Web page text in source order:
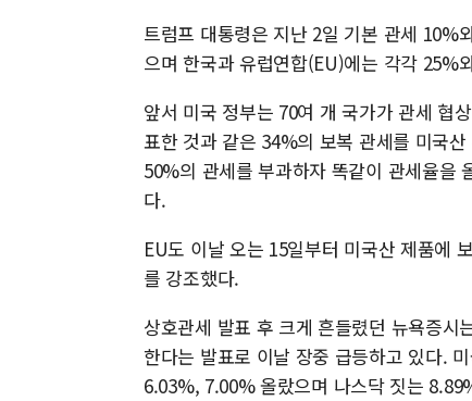
트럼프 대통령은 지난 2일 기본 관세 10%
으며 한국과 유럽연합(EU)에는 각각 25%
앞서 미국 정부는 70여 개 국가가 관세 협
표한 것과 같은 34%의 보복 관세를 미국
50%의 관세를 부과하자 똑같이 관세율을
다.
EU도 이날 오는 15일부터 미국산 제품에
를 강조했다.
상호관세 발표 후 크게 흔들렸던 뉴욕증시
한다는 발표로 이날 장중 급등하고 있다.
6.03%, 7.00% 올랐으며 나스닥 짓는